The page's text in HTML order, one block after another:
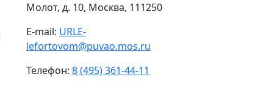
Молот, д. 10, Москва, 111250
E-mail: URLE-
lefortovom@puvao.mos.ru
Телефон: 8 (495) 361-44-11